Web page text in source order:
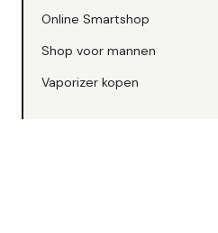
Online Smartshop
Shop voor mannen
Vaporizer kopen